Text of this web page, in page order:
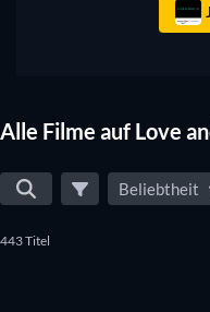
Alle Filme auf Love
Beliebtheit
443 Titel